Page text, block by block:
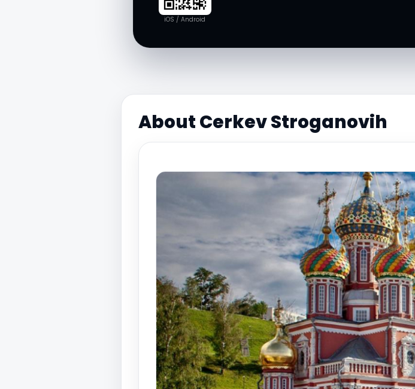
iOS / Android
About Cerkev Stroganovih